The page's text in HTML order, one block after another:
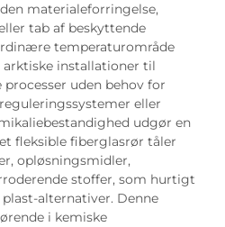
materialeforringelse,
tab af beskyttende
temperaturområde
arktiske installationer til
uden behov for
eller
udgør en
fleksible fiberglasrør tåler
opløsningsmidler,
stoffer, som hurtigt
alternativer. Denne
i kemiske